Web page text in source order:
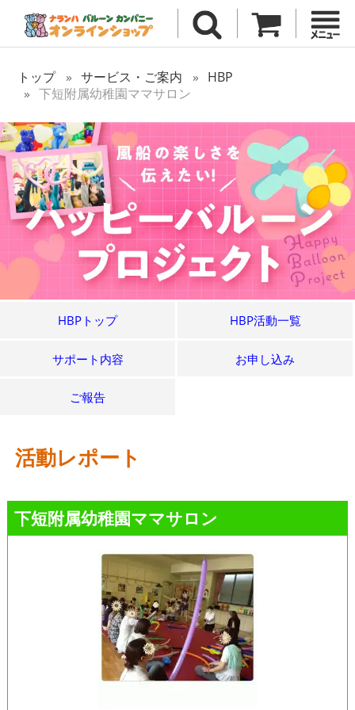
トップ サービス・ご案内
HBP
下短附属幼稚園ママサロン
HBPトップ HBP活動一覧
サポート内容 お申し込み
ご報告
活動レポート
下短附属幼稚園ママサロン